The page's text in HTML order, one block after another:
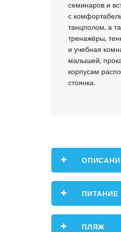
семинаров и
с
танцполом, а
тренажёры,
и учебная
малышей,
корпусам
стоянка.
ПИТАНИЕ
ПЛЯЖ